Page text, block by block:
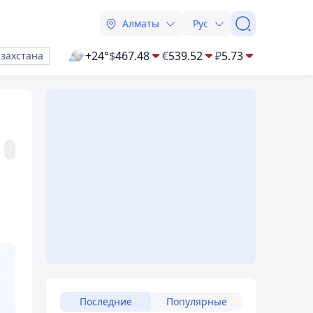
Алматы Рус
+24°$467.48 €539.52 ₽5.73
Последние Популярные